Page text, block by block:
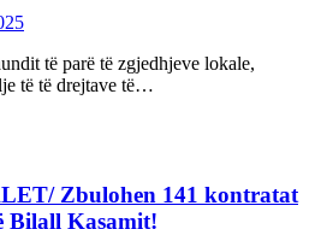
të parë të zgjedhjeve lokale,
të të drejtave të…
Zbulohen 141 kontratat
Bilall Kasamit!